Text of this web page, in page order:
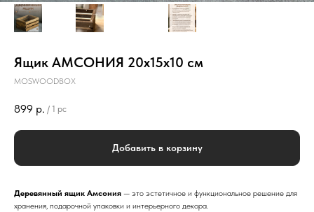
Ящик АМСОНИЯ 20х15х10 см
MOSWOODBOX
899 р. / 1 pc
Добавить в корзину
Деревянный ящик Амсония — это эстетичное и функциональное решение для
хранения, подарочной упаковки и интерьерного декора.